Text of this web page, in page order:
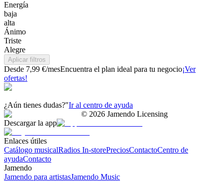
Energía
baja
alta
Ánimo
Triste
Alegre
Aplicar filtros
Desde 7,99 €/mesEncuentra el plan ideal para tu negocio¡Ver
ofertas!
¿Aún tienes dudas?"Ir al centro de ayuda
© 2026 Jamendo Licensing
Descargar la app
Enlaces útiles
Catálogo musicalRadios In-storePreciosContactoCentro de
ayudaContacto
Jamendo
Jamendo para artistasJamendo Music